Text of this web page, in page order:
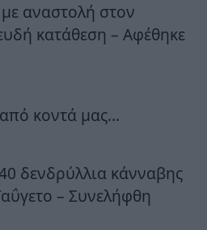
αναστολή στον
κατάθεση – Αφέθηκε
κοντά μας…
δενδρύλλια κάνναβης
– Συνελήφθη